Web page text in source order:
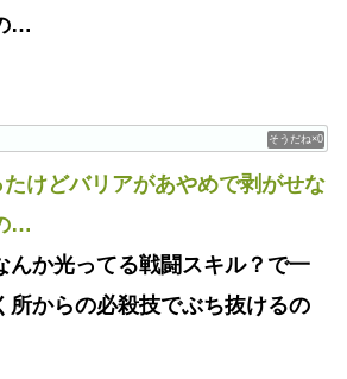
…
0
けどバリアがあやめで剥がせな
…
んか光ってる戦闘スキル？で一
所からの必殺技でぶち抜けるの